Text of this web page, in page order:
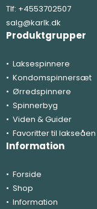
Tlf: +4553702507
salg@karlk.dk
Produktgrupper
Laksespinnere
Kondomspinnersæt
Ørredspinnere
Spinnerbyg
Viden & Guider
Favoritter til lakseåen
Information
Forside
Shop
Information